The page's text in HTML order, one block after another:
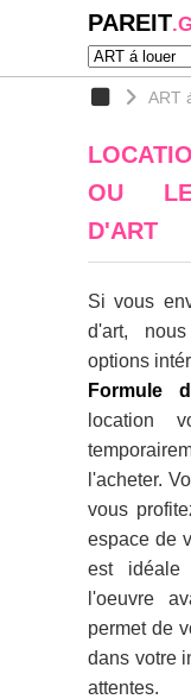
PAREIT
ART
OU
D'ART
Si vous
d'art,
options
Formule
location
l'acheter.
vous
espace de
est idéale
l'oeuvre
permet de
dans votre
attentes.